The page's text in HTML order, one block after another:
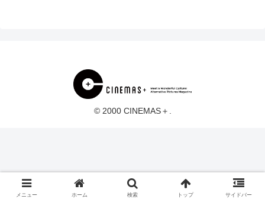
© 2000 CINEMAS＋.
メニュー ホーム 検索 トップ サイドバー